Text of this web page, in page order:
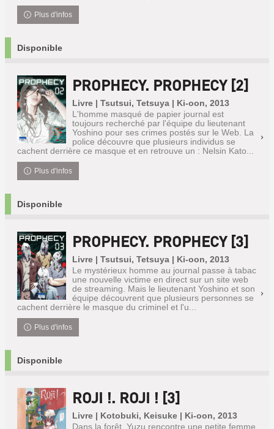
Plus d'infos
Disponible
PROPHECY. PROPHECY [2]
Livre | Tsutsui, Tetsuya | Ki-oon, 2013
L'homme masqué de papier journal est
toujours recherché par l'équipe du lieutenant
Yoshino pour ses crimes postés sur le Web. La
police découvre que plusieurs individus se
cachent derrière ce masque et en retrouve un : Nelsin Kato...
Plus d'infos
Disponible
PROPHECY. PROPHECY [3]
Livre | Tsutsui, Tetsuya | Ki-oon, 2013
Le mystérieux homme au journal passe à tabac
une nouvelle victime en direct sur un site web
de streaming. Mais le lieutenant Yoshino et son
équipe découvrent que plusieurs personnes se
cachent derrière le masque du criminel et l'u...
Plus d'infos
Disponible
ROJI !. ROJI ! [3]
Livre | Kotobuki, Keisuke | Ki-oon, 2013
Dans la forêt, Yuzu rencontre une petite femme